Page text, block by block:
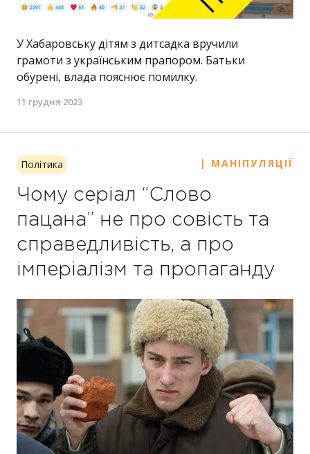
У Хабаровську дітям з дитсадка вручили
грамоти з українським прапором. Батьки
обурені, влада пояснює помилку.
11 грудня 2023
Політика | МАНІПУЛЯЦІЇ
Чому серіал “Слово
пацана” не про совість та
справедливість, а про
імперіалізм та пропаганду